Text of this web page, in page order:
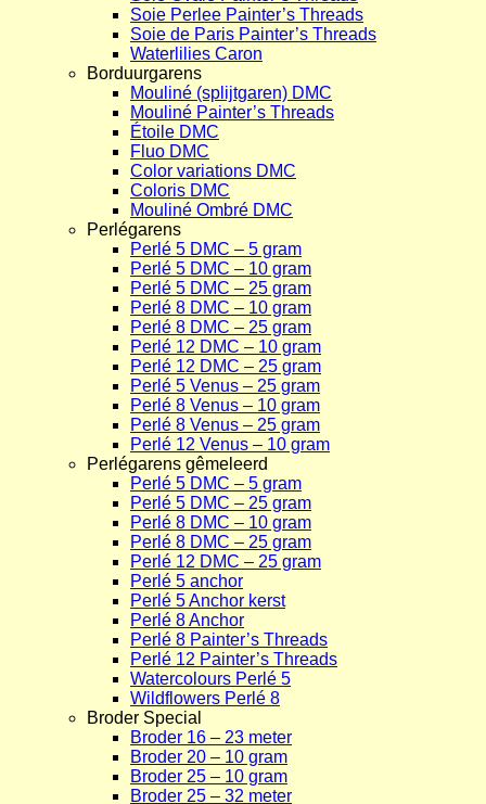
Soie Perlee Painter’s Threads
Soie de Paris Painter’s Threads
Waterlilies Caron
Borduurgarens
Mouliné (splijtgaren) DMC
Mouliné Painter’s Threads
Étoile DMC
Fluo DMC
Color variations DMC
Coloris DMC
Mouliné Ombré DMC
Perlégarens
Perlé 5 DMC – 5 gram
Perlé 5 DMC – 10 gram
Perlé 5 DMC – 25 gram
Perlé 8 DMC – 10 gram
Perlé 8 DMC – 25 gram
Perlé 12 DMC – 10 gram
Perlé 12 DMC – 25 gram
Perlé 5 Venus – 25 gram
Perlé 8 Venus – 10 gram
Perlé 8 Venus – 25 gram
Perlé 12 Venus – 10 gram
Perlégarens gêmeleerd
Perlé 5 DMC – 5 gram
Perlé 5 DMC – 25 gram
Perlé 8 DMC – 10 gram
Perlé 8 DMC – 25 gram
Perlé 12 DMC – 25 gram
Perlé 5 anchor
Perlé 5 Anchor kerst
Perlé 8 Anchor
Perlé 8 Painter’s Threads
Perlé 12 Painter’s Threads
Watercolours Perlé 5
Wildflowers Perlé 8
Broder Special
Broder 16 – 23 meter
Broder 20 – 10 gram
Broder 25 – 10 gram
Broder 25 – 32 meter